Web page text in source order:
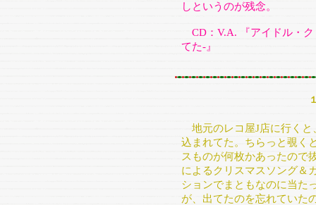
しというのが残念。
CD：V.A. 『アイドル・
てた-』
地元のレコ屋J店に行くと
込まれてた。ちらっと覗く
スものが何枚かあったので
によるクリスマスソング＆
ションでまともなのに当た
が、出てたのを忘れていた